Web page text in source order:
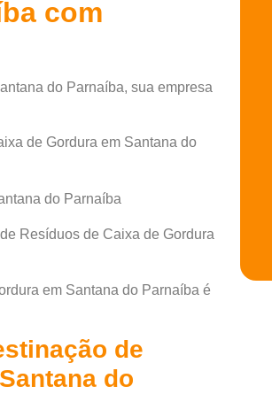
com
do Parnaíba, sua empresa
de Gordura em Santana do
Resíduos de Caixa de Gordura
em Santana do Parnaíba é
de
do